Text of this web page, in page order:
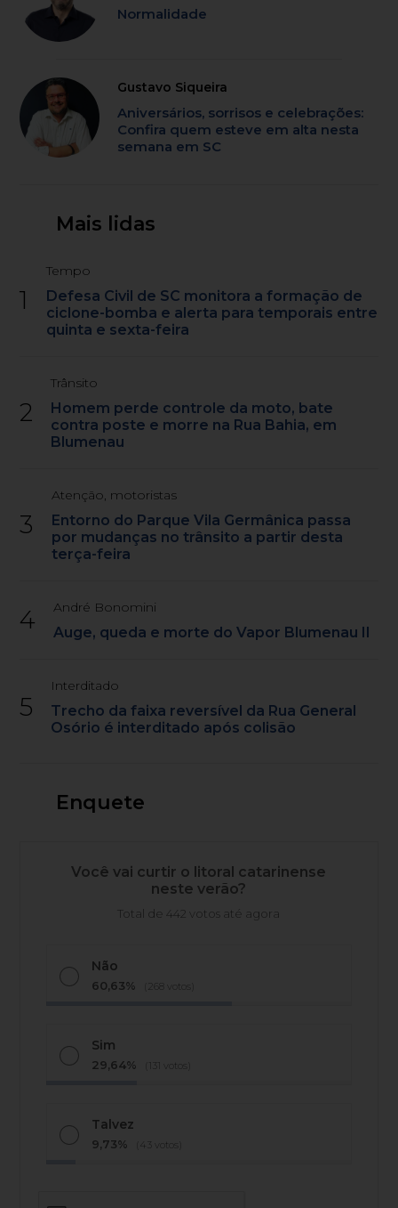
Normalidade
Gustavo Siqueira
Aniversários, sorrisos e celebrações:
Confira quem esteve em alta nesta
semana em SC
Mais lidas
1
Tempo
Defesa Civil de SC monitora a formação de
ciclone-bomba e alerta para temporais entre
quinta e sexta-feira
2
Trânsito
Homem perde controle da moto, bate
contra poste e morre na Rua Bahia, em
Blumenau
3
Atenção, motoristas
Entorno do Parque Vila Germânica passa
por mudanças no trânsito a partir desta
terça-feira
4 André Bonomini
Auge, queda e morte do Vapor Blumenau II
5
Interditado
Trecho da faixa reversível da Rua General
Osório é interditado após colisão
Enquete
Você vai curtir o litoral catarinense
neste verão?
Total de 442 votos até agora
Não
60,63% (268 votos)
Sim
29,64% (131 votos)
Talvez
9,73% (43 votos)